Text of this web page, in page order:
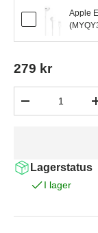
Apple
279 kr
+
Lagerstatus
I lager